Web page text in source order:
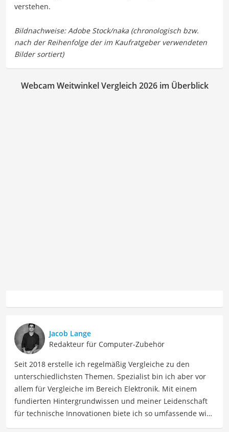
verstehen.
Webcam Weitwinkel Vergleich 2026 im Überblick
Jacob Lange
Redakteur für Computer-Zubehör
Seit 2018 erstelle ich regelmäßig Vergleiche zu den
unterschiedlichsten Themen. Spezialist bin ich aber vor
allem für Vergleiche im Bereich Elektronik. Mit einem
fundierten Hintergrundwissen und meiner Leidenschaft
für technische Innovationen biete ich so umfassende wie